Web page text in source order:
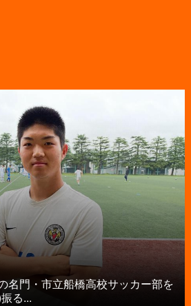
名門・市立船橋高校サッカー部を
る...